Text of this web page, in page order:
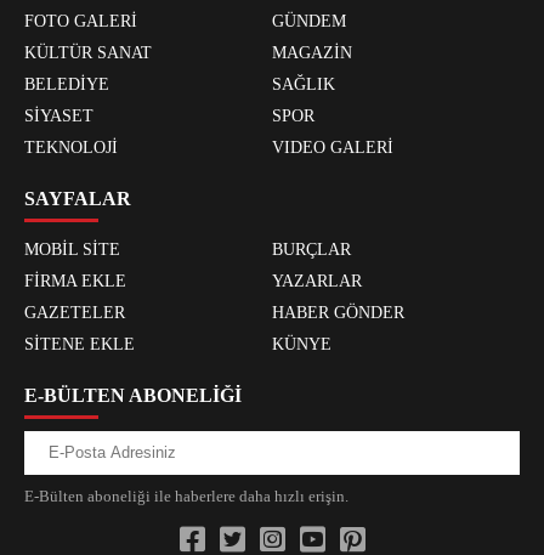
FOTO GALERİ
GÜNDEM
KÜLTÜR SANAT
MAGAZİN
BELEDİYE
SAĞLIK
SİYASET
SPOR
TEKNOLOJİ
VIDEO GALERİ
SAYFALAR
MOBİL SİTE
BURÇLAR
FİRMA EKLE
YAZARLAR
GAZETELER
HABER GÖNDER
SİTENE EKLE
KÜNYE
E-BÜLTEN ABONELİĞİ
E-Bülten aboneliği ile haberlere daha hızlı erişin.